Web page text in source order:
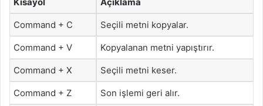
Command + C Seçili metni kopyalar.
Command + V Kopyalanan metni yapıştırır.
Command + X Seçili metni keser.
Command + Z Son işlemi geri alır.